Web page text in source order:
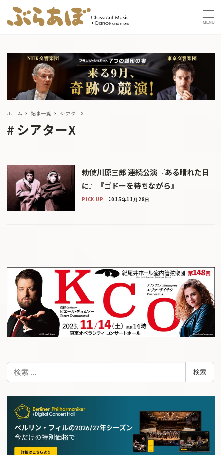
MENU
ホーム 記事一覧 シアターX
シアターX
勅使川原三郎 連続公演『ある晴れた日
に』『ゴドーを待ちながら』
PICK UP 2015年11月28日
検
検索